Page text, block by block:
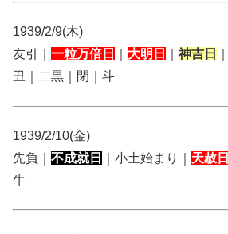
1939/2/9(木)
友引｜ 一粒万倍日 大明日 神吉日
丑｜二黒｜閉｜斗
1939/2/10(金)
先負｜ 不成就日 ｜小土始まり｜ 天赦日
牛